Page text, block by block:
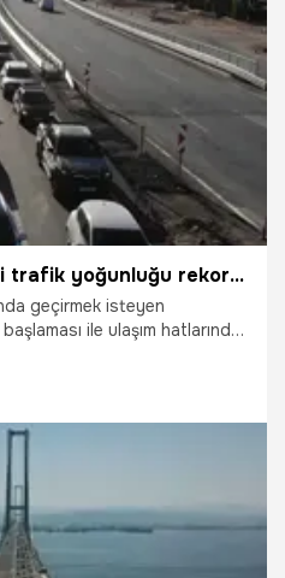
Kurban Bayramı öncesi trafik yoğunluğu rekor kırdı
geçirmek isteyen
ile ulaşım hatlarında